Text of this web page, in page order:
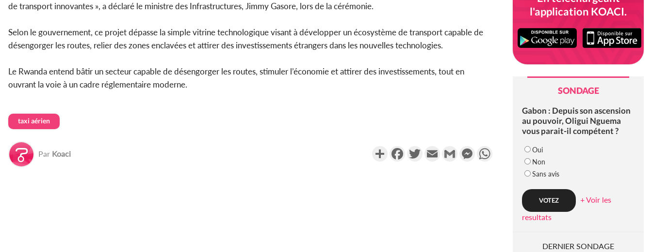
de transport innovantes », a déclaré le ministre des Infrastructures, Jimmy Gasore, lors de la cérémonie.
Selon le gouvernement, ce projet dépasse la simple vitrine technologique visant à développer un écosystème de transport capable de
désengorger les routes, relier des zones enclavées et attirer des investissements étrangers dans les nouvelles technologies.
Le Rwanda entend bâtir un secteur capable de désengorger les routes, stimuler l’économie et attirer des investissements, tout en
ouvrant la voie à un cadre réglementaire moderne.
taxi aérien
Par Koaci PartagerFacebookTwitterEmail Gmail MessengerWhatsApp
l'application KOACI.
SONDAGE
Gabon : Depuis son ascension
au pouvoir, Oligui Nguema
vous parait-il compétent ?
Oui
Non
Sans avis
+ Voir les
resultats
DERNIER SONDAGE